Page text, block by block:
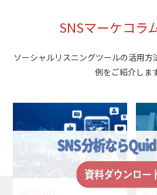
SNSマーケコラ
ソーシャルリスニングツールの活用方
例をご紹介しま